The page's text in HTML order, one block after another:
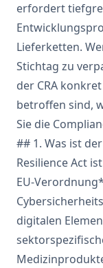
erfordert
Lieferketten.
Stichtag zu
der CRA
betroffen sind,
Sie die
## 1. Was ist
Resilience Act
EU-
digitalen